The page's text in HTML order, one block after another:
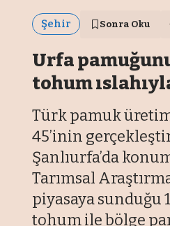
Şehir Sonra Oku
Urfa
tohum
Türk pamuk
45’inin
Şanlıurfa’da
Tarımsal
piyasaya sunduğu
tohum ile bölge